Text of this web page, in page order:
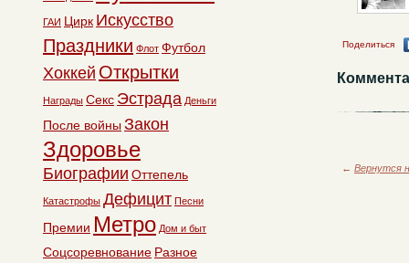
Поделиться
← Вернутся
ГАИ Цирк Искусство
Праздники Флот Футбол
Хоккей Открытки
Награды Секс Эстрада Деньги
После войны Закон
Здоровье
Биографии Оттепель
Катастрофы Дефицит Песни
Премии Метро Дом и быт
Соцсоревнование Разное